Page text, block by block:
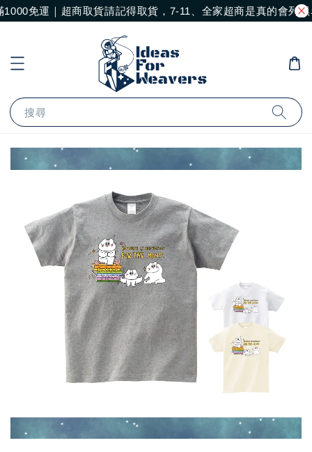
免運｜超商取貨請記得取貨，7-11、全家超商是真的會列黑
搜尋